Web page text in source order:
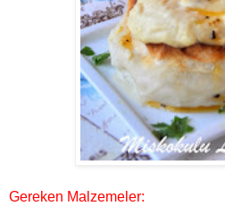
Gereken Malzemeler: